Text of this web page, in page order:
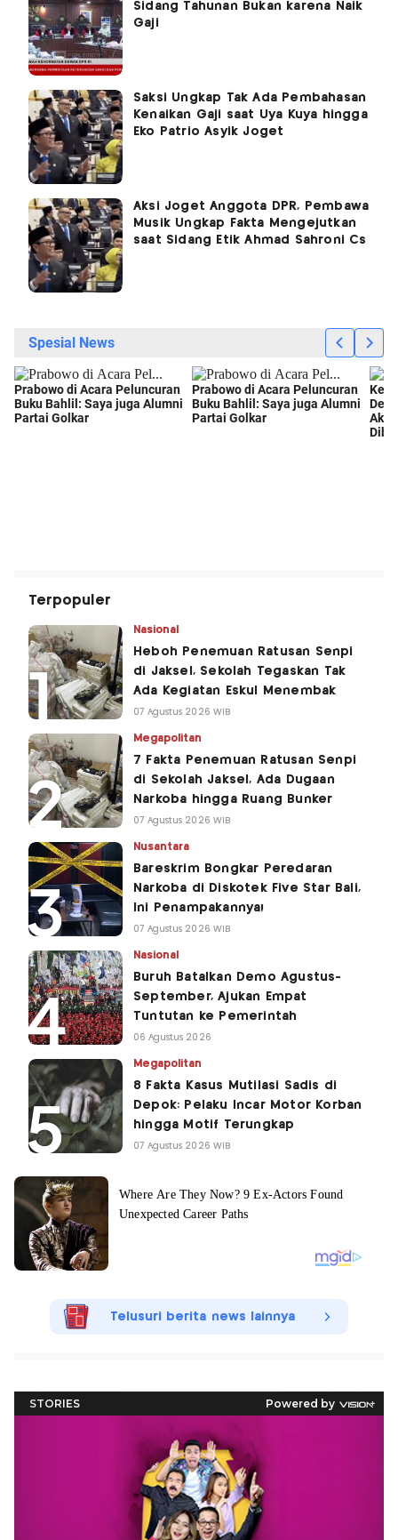
Sidang Tahunan Bukan karena Naik
Gaji
Saksi Ungkap Tak Ada Pembahasan
Kenaikan Gaji saat Uya Kuya hingga
Eko Patrio Asyik Joget
Aksi Joget Anggota DPR, Pembawa
Musik Ungkap Fakta Mengejutkan
saat Sidang Etik Ahmad Sahroni Cs
Terpopuler
Nasional
Heboh Penemuan Ratusan Senpi
di Jaksel, Sekolah Tegaskan Tak
Ada Kegiatan Eskul Menembak
07 Agustus 2026 WIB
Megapolitan
7 Fakta Penemuan Ratusan Senpi
di Sekolah Jaksel, Ada Dugaan
Narkoba hingga Ruang Bunker
07 Agustus 2026 WIB
Nusantara
Bareskrim Bongkar Peredaran
Narkoba di Diskotek Five Star Bali,
Ini Penampakannya!
07 Agustus 2026 WIB
Nasional
Buruh Batalkan Demo Agustus-
September, Ajukan Empat
Tuntutan ke Pemerintah
06 Agustus 2026
Megapolitan
8 Fakta Kasus Mutilasi Sadis di
Depok: Pelaku Incar Motor Korban
hingga Motif Terungkap
07 Agustus 2026 WIB
Telusuri berita news lainnya